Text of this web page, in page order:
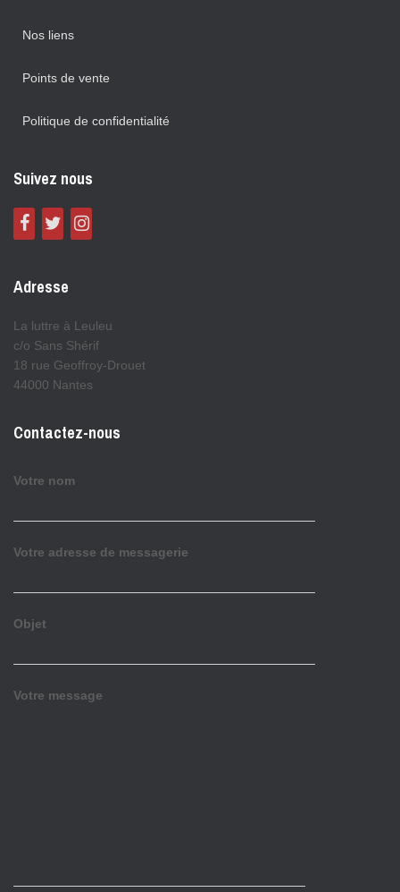
Nos liens
Points de vente
Politique de confidentialité
Suivez nous
Adresse
La luttre à Leuleu
c/o Sans Shérif
18 rue Geoffroy-Drouet
44000 Nantes
Contactez-nous
Votre nom
Votre adresse de messagerie
Objet
Votre message